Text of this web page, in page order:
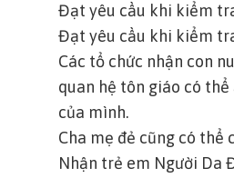
Đạt yêu cầu khi kiểm
Đạt yêu cầu khi kiểm
Các tổ chức nhận con
quan hệ tôn giáo có
của mình.
Cha mẹ đẻ cũng có thể
Nhận trẻ em Người Da